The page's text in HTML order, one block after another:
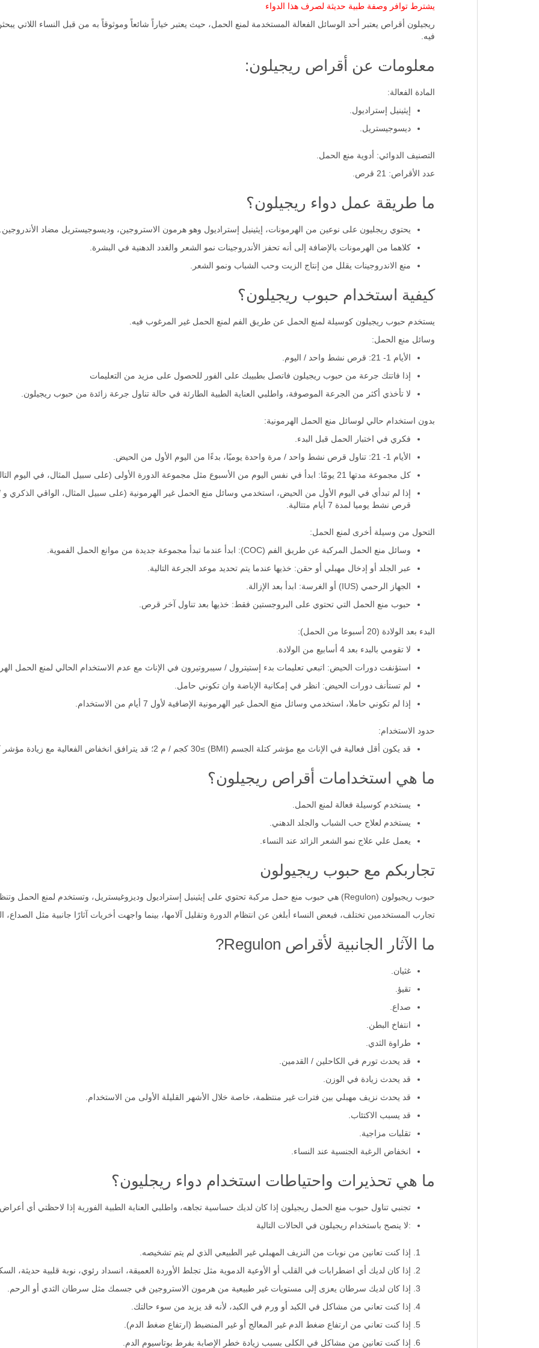
يشترط توافر وصفة طبية حديثة لصرف هذا الدواء
ريجيلون أقراص يعتبر أحد الوسائل الفعالة المستخدمة لمنع الحمل، حيث يعتبر خياراً شائعاً وموثوقاً به من قبل النساء اللاتي
فيه.
معلومات عن أقراص ريجيلون:
المادة الفعالة:
إيثينيل إستراديول.
ديسوجيستريل.
التصنيف الدوائي: أدوية منع الحمل.
عدد الأقراص: 21 قرص.
ما طريقة عمل دواء ريجيلون؟
يحتوي ريجليون على نوعين من الهرمونات، إيثينيل إستراديول وهو هرمون الاستروجين، وديسوجيستريل مضاد الأندروجين.
كلاهما من الهرمونات بالإضافة إلى أنه تحفز الأندروجينات نمو الشعر والغدد الدهنية في البشرة.
منع الاندروجينات يقلل من إنتاج الزيت وحب الشباب ونمو الشعر.
كيفية استخدام حبوب ريجيلون؟
يستخدم حبوب ريجيلون كوسيلة لمنع الحمل عن طريق الفم لمنع الحمل غير المرغوب فيه.
وسائل منع الحمل:
الأيام 1- 21: قرص نشط واحد / اليوم.
إذا فاتتك جرعة من حبوب ريجيلون فاتصل بطبيبك على الفور للحصول على مزيد من التعليمات
لا تأخذي أكثر من الجرعة الموصوفة، واطلبي العناية الطبية الطارئة في حالة تناول جرعة زائدة من حبوب ريجيلون.
بدون استخدام حالي لوسائل منع الحمل الهرمونية:
فكري في اختبار الحمل قبل البدء.
الأيام 1- 21: تناول قرص نشط واحد / مرة واحدة يوميًا، بدءًا من اليوم الأول من الحيض.
كل مجموعة مدتها 21 يومًا: ابدأ في نفس اليوم من الأسبوع مثل مجموعة الدورة الأولى (على سبيل المثال، في اليوم التالي لأخذ آخر قرص).
إذا لم تبدأي في اليوم الأول من الحيض، استخدمي وسائل منع الحمل غير الهرمونية (على سبيل المثال، الواقي الذكري
قرص نشط يوميا لمدة 7 أيام متتالية.
التحول من وسيلة أخرى لمنع الحمل:
وسائل منع الحمل المركبة عن طريق الفم (COC): ابدأ عندما تبدأ مجموعة جديدة من موانع الحمل الفموية.
عبر الجلد أو إدخال مهبلي أو حقن: خذيها عندما يتم تحديد موعد الجرعة التالية.
الجهاز الرحمي (IUS) أو الغرسة: ابدأ بعد الإزالة.
حبوب منع الحمل التي تحتوي على البروجستين فقط: خذيها بعد تناول آخر قرص.
البدء بعد الولادة (20 أسبوعا من الحمل):
لا تقومي بالبدء بعد 4 أسابيع من الولادة.
استؤنفت دورات الحيض: اتبعي تعليمات بدء إستيترول / سيبروتيرون في الإناث مع عدم الاستخدام الحالي لمنع الحمل
لم تستأنف دورات الحيض: انظر في إمكانية الإباضة وان تكوني حامل.
إذا لم تكوني حاملا، استخدمي وسائل منع الحمل غير الهرمونية الإضافية لأول 7 أيام من الاستخدام.
حدود الاستخدام:
قد يكون أقل فعالية في الإناث مع مؤشر كتلة الجسم (BMI) ≥30 كجم / م 2؛ قد يترافق انخفاض الفعالية مع زيادة مؤشر كتلة الجسم.
ما هي استخدامات أقراص ريجيلون؟
يستخدم كوسيلة فعالة لمنع الحمل.
يستخدم لعلاج حب الشباب والجلد الدهني.
يعمل علي علاج نمو الشعر الزائد عند النساء.
تجاربكم مع حبوب ريجيولون
حبوب ريجيولون (Regulon) هي حبوب منع حمل مركبة تحتوي على إيثينيل إستراديول وديزوغيستريل، وتستخدم لمنع الحمل وتنظيم الدورة الشهرية.
تجارب المستخدمين تختلف، فبعض النساء أبلغن عن انتظام الدورة وتقليل آلامها، بينما واجهت أخريات آثارًا جانبية مثل الصداع،
ما الآثار الجانبية لأقراص Regulon?
غثيان.
تقيؤ.
صداع.
انتفاخ البطن.
طراوة الثدي.
قد يحدث تورم في الكاحلين / القدمين.
قد يحدث زيادة في الوزن.
قد يحدث نزيف مهبلي بين فترات غير منتظمة، خاصة خلال الأشهر القليلة الأولى من الاستخدام.
قد يسبب الاكتئاب.
تقلبات مزاجية.
انخفاض الرغبة الجنسية عند النساء.
ما هي تحذيرات واحتياطات استخدام دواء ريجليون؟
تجنبي تناول حبوب منع الحمل ريجيلون إذا كان لديك حساسية تجاهه، واطلبي العناية الطبية الفورية إذا لاحظتي أي أعراض.
:لا ينصح باستخدام ريجيلون في الحالات التالية
إذا كنت تعانين من نوبات من النزيف المهبلي غير الطبيعي الذي لم يتم تشخيصه.
إذا كان لديك أي اضطرابات في القلب أو الأوعية الدموية مثل تجلط الأوردة العميقة، انسداد رئوي، نوبة قلبية حديثة،
إذا كان لديك سرطان يعزى إلى مستويات غير طبيعية من هرمون الاستروجين في جسمك مثل سرطان الثدي أو الرحم.
إذا كنت تعاني من مشاكل في الكبد أو ورم في الكبد، لأنه قد يزيد من سوء حالتك.
إذا كنت تعاني من ارتفاع ضغط الدم غير المعالج أو غير المنضبط (ارتفاع ضغط الدم).
إذا كنت تعانين من مشاكل في الكلى بسبب زيادة خطر الإصابة بفرط بوتاسيوم الدم.